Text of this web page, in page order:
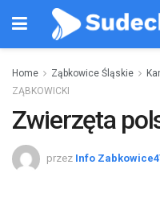
Home Ząbkowice Śląskie
ZĄBKOWICKI
Zwierzęta
przez Info